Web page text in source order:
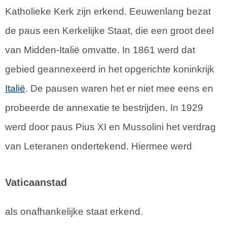
Katholieke Kerk zijn erkend. Eeuwenlang bezat
de paus een Kerkelijke Staat, die een groot deel
van Midden-Italië omvatte. In 1861 werd dat
gebied geannexeerd in het opgerichte koninkrijk
Italië. De pausen waren het er niet mee eens en
probeerde de annexatie te bestrijden. In 1929
werd door paus Pius XI en Mussolini het verdrag
van Leteranen ondertekend. Hiermee werd
Vaticaanstad
als onafhankelijke staat erkend.